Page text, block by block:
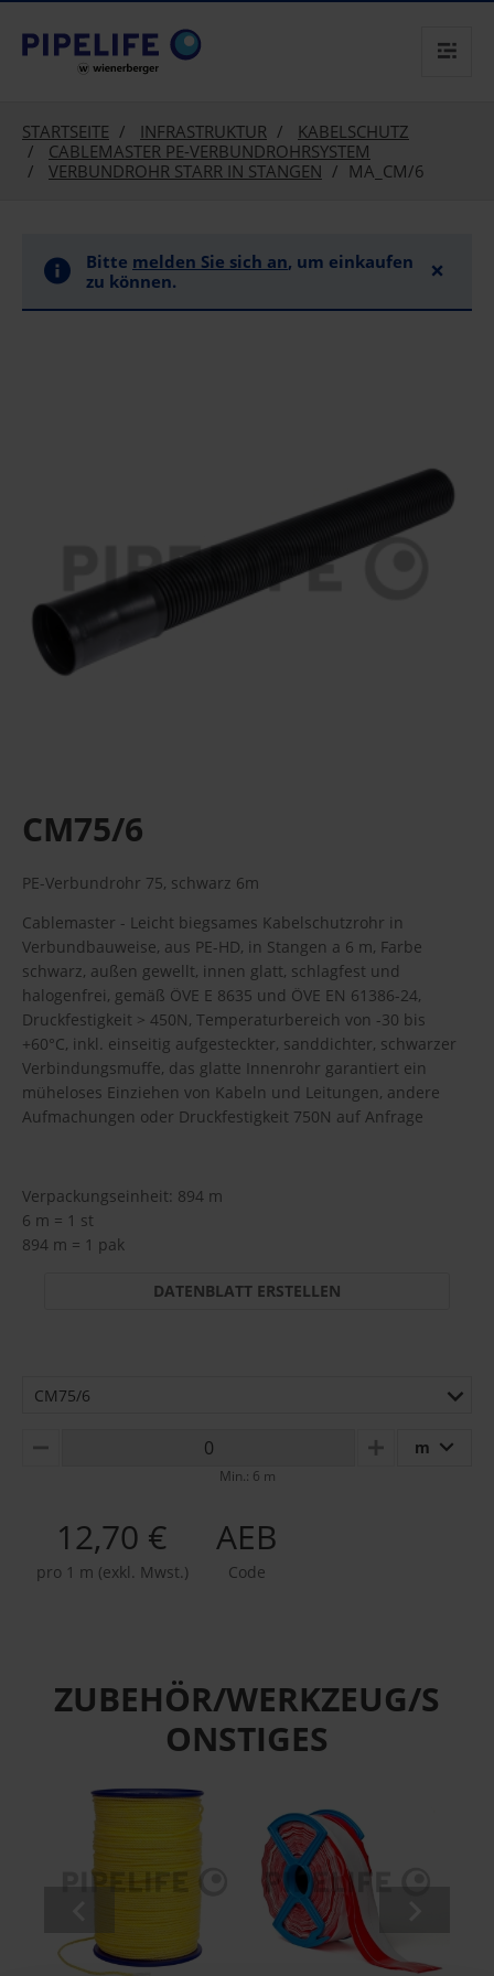
text.skipToContent
text.skipToNavigation
STARTSEITE INFRASTRUKTUR
KABELSCHUTZ
CABLEMASTER PE-VERBUNDROHRSYSTEM
VERBUNDROHR STARR IN STANGEN
MA_CM/6
Bitte melden Sie sich an, um einkaufen
zu können.
×
CM75/6
PE-Verbundrohr 75, schwarz 6m
Cablemaster - Leicht biegsames Kabelschutzrohr in
Verbundbauweise, aus PE-HD, in Stangen a 6 m, Farbe
schwarz, außen gewellt, innen glatt, schlagfest und
halogenfrei, gemäß ÖVE E 8635 und ÖVE EN 61386-24,
Druckfestigkeit > 450N, Temperaturbereich von -30 bis
+60°C, inkl. einseitig aufgesteckter, sanddichter, schwarzer
Verbindungsmuffe, das glatte Innenrohr garantiert ein
müheloses Einziehen von Kabeln und Leitungen, andere
Aufmachungen oder Druckfestigkeit 750N auf Anfrage
Verpackungseinheit: 894 m
6 m = 1 st
894 m = 1 pak
DATENBLATT ERSTELLEN
CM75/6
MINUS PLUS m
Min.: 6 m
12,70 €
pro 1 m (exkl. Mwst.)
AEB
Code
ZUBEHÖR/WERKZEUG/S
ONSTIGES